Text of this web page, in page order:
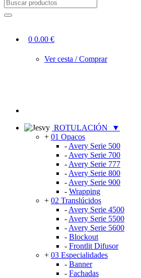
0 0.00 €
Ver cesta / Comprar
ROTULACIÓN
▼
+ 01 Opacos
- Avery Serie 500
- Avery Serie 700
- Avery Serie 777
- Avery Serie 800
- Avery Serie 900
- Wrapping
+ 02 Translúcidos
- Avery Serie 4500
- Avery Serie 5500
- Avery Serie 5600
- Blockout
- Frontlit Difusor
+ 03 Especialidades
- Banner
- Fachadas